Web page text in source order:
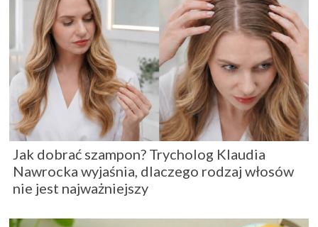
Jak dobrać szampon? Trycholog Klaudia
Nawrocka wyjaśnia, dlaczego rodzaj włosów
nie jest najważniejszy